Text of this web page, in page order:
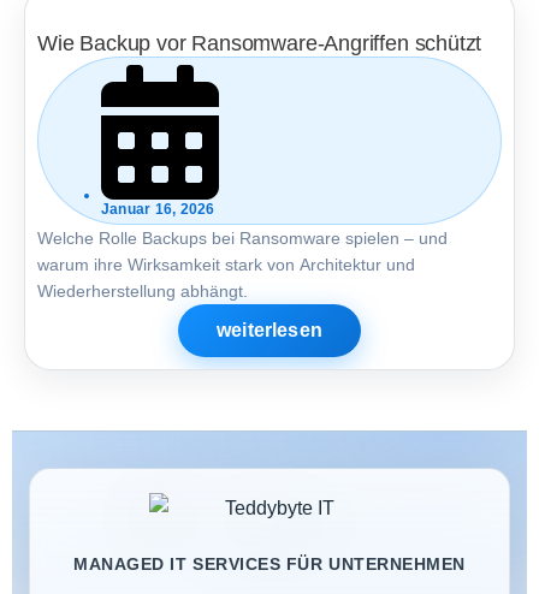
Wie Backup vor Ransomware-Angriffen schützt
Januar 16, 2026
Welche Rolle Backups bei Ransomware spielen – und
warum ihre Wirksamkeit stark von Architektur und
Wiederherstellung abhängt.
weiterlesen
MANAGED IT SERVICES FÜR UNTERNEHMEN